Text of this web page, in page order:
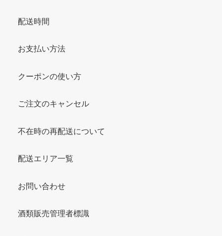
配送時間
お支払い方法
クーポンの使い方
ご注文のキャンセル
不在時の再配送について
配送エリア一覧
お問い合わせ
酒類販売管理者標識